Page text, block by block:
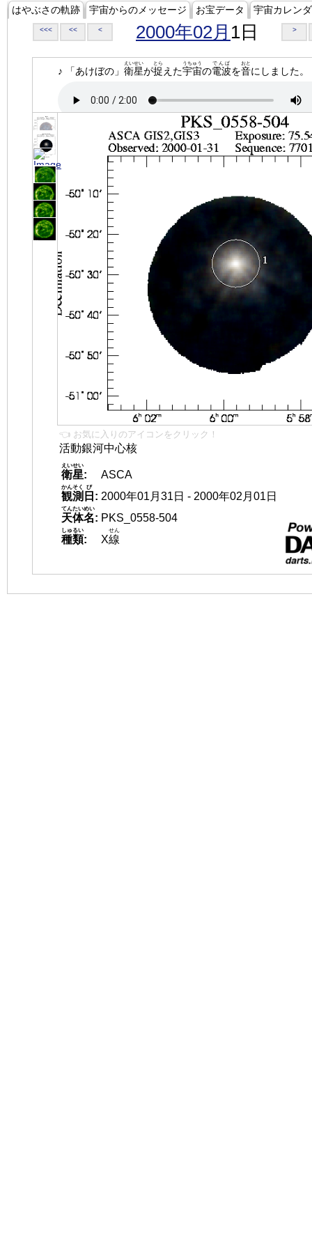
はやぶさの軌跡 宇宙からのメッセージ お宝データ 宇宙カレン
<<< << < 2000年02月 1日 >
♪ 「あけぼの」 衛星
えいせい
が捉
とら
えた宇宙
うちゅう
の電波
でんぱ
を音
おと
にしました。
👈 お気に入りのアイコンをクリック！
活動銀河中心核
衛星
えいせい
:
ASCA
観測
かんそく
日
び
: 2000年01月31日 - 2000年02月01日
天体名
てんたいめい
: PKS_0558-504
種類
しゅるい
: X線
せん